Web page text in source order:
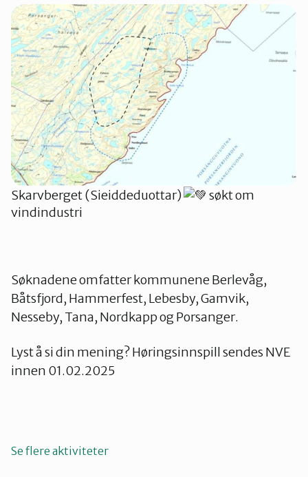
Skarvberget (Sieiddeduottar)
søkt om
vindindustri
Søknadene omfatter kommunene Berlevåg,
Båtsfjord, Hammerfest, Lebesby, Gamvik,
Nesseby, Tana, Nordkapp og Porsanger.
Lyst å si din mening? Høringsinnspill sendes NVE
innen 01.02.2025
Se flere aktiviteter